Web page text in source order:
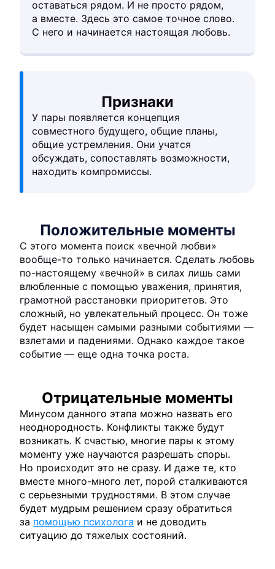
оставаться рядом. И не просто рядом,
а вместе. Здесь это самое точное слово.
С него и начинается настоящая любовь.
Признаки
У пары появляется концепция
совместного будущего, общие планы,
общие устремления. Они учатся
обсуждать, сопоставлять возможности,
находить компромиссы.
Положительные моменты
С этого момента поиск «вечной любви»
вообще-то только начинается. Сделать любовь
по-настоящему «вечной» в силах лишь сами
влюбленные с помощью уважения, принятия,
грамотной расстановки приоритетов. Это
сложный, но увлекательный процесс. Он тоже
будет насыщен самыми разными событиями —
взлетами и падениями. Однако каждое такое
событие — еще одна точка роста.
Отрицательные моменты
Минусом данного этапа можно назвать его
неоднородность. Конфликты также будут
возникать. К счастью, многие пары к этому
моменту уже научаются разрешать споры.
Но происходит это не сразу. И даже те, кто
вместе много-много лет, порой сталкиваются
с серьезными трудностями. В этом случае
будет мудрым решением сразу обратиться
за помощью психолога и не доводить
ситуацию до тяжелых состояний.